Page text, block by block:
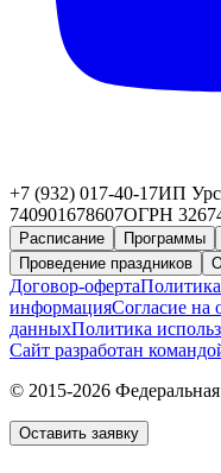
+7 (932) 017-40-17ИП
740901678607ОГРН
Расписание Программы
Проведение праздников
Договор-оферта
информацияСогласие на
данныхПолитика
Сайт разработан
© 2015-2026
Оставить заявку